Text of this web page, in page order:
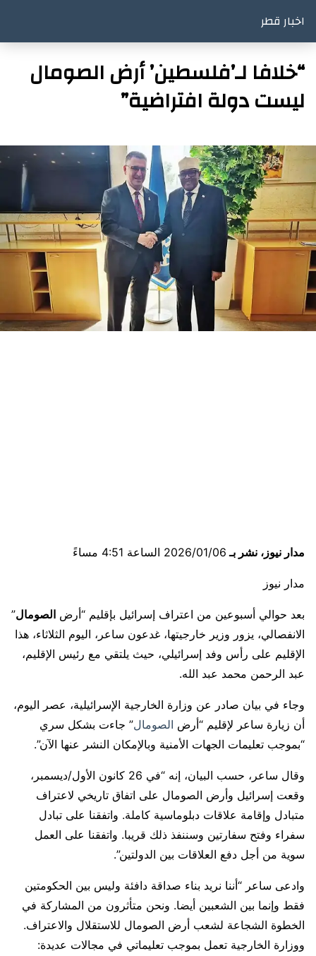
اخبار قطر
“خلافا لـ’فلسطين’ أرض الصومال
ليست دولة افتراضية”
مدار نيوز، نشر بـ 2026/01/06 الساعة 4:51 مساءً
مدار نيوز
بعد حوالي أسبوعين من اعتراف إسرائيل بإقليم “أرض الصومال”
الانفصالي، يزور وزير خارجيتها، غدعون ساعر، اليوم الثلاثاء، هذا
الإقليم على رأس وفد إسرائيلي، حيث يلتقي مع رئيس الإقليم،
عبد الرحمن محمد عبد الله.
وجاء في بيان صادر عن وزارة الخارجية الإسرائيلية، عصر اليوم،
أن زيارة ساعر لإقليم “أرض الصومال” جاءت بشكل سري
“بموجب تعليمات الجهات الأمنية وبالإمكان النشر عنها الآن”.
وقال ساعر، حسب البيان، إنه “في 26 كانون الأول/ديسمبر،
وقعت إسرائيل وأرض الصومال على اتفاق تاريخي لاعتراف
متبادل وإقامة علاقات دبلوماسية كاملة. واتفقنا على تبادل
سفراء وفتح سفارتين وسننفذ ذلك قريبا. واتفقنا على العمل
سوية من أجل دفع العلاقات بين الدولتين”.
وادعى ساعر “أننا نريد بناء صداقة دافئة وليس بين الحكومتين
فقط وإنما بين الشعبين أيضا. ونحن متأثرون من المشاركة في
الخطوة الشجاعة لشعب أرض الصومال للاستقلال والاعتراف.
ووزارة الخارجية تعمل بموجب تعليماتي في مجالات عديدة: